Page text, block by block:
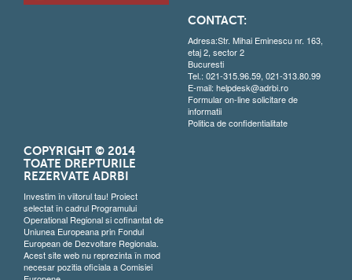
CONTACT:
Adresa:Str. Mihai Eminescu nr. 163,
etaj 2, sector 2
Bucuresti
Tel.: 021-315.96.59, 021-313.80.99
E-mail: helpdesk@adrbi.ro
Formular on-line solicitare de
informatii
Politica de confidentialitate
COPYRIGHT © 2014
TOATE DREPTURILE
REZERVATE ADRBI
Investim în viitorul tau! Proiect
selectat în cadrul Programului
Operational Regional si cofinantat de
Uniunea Europeana prin Fondul
European de Dezvoltare Regionala.
Acest site web nu reprezinta în mod
necesar pozitia oficiala a Comisiei